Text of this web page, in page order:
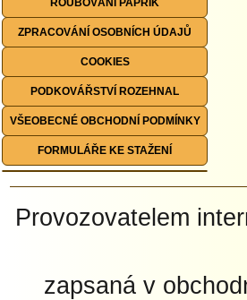
ROUBOVÁNÍ PAPRIK
ZPRACOVÁNÍ OSOBNÍCH ÚDAJŮ
COOKIES
PODKOVÁŘSTVÍ ROZEHNAL
VŠEOBECNÉ OBCHODNÍ PODMÍNKY
FORMULÁŘE KE STAŽENÍ
Provozovatelem
zapsaná v